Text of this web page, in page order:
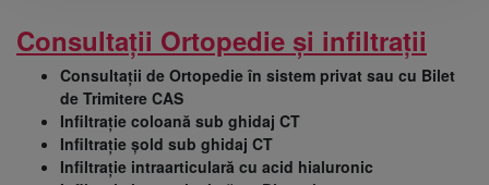
Consultații Ortopedie și infiltrații
Consultații de Ortopedie în sistem privat sau cu Bilet
de Trimitere CAS
Infiltrație coloană sub ghidaj CT
Infiltrație șold sub ghidaj CT
Infiltrație intraarticulară cu acid hialuronic